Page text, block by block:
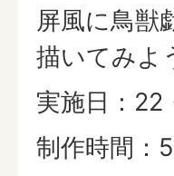
屏風に鳥獣
描いてみよ
実施日：22
制作時間：